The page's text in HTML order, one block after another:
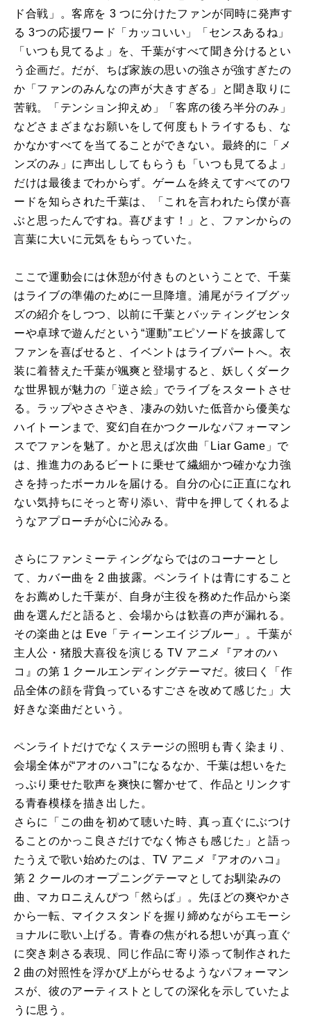
ド合戦」。客席を 3 つに分けたファンが同時に発声す
る 3つの応援ワード「カッコいい」「センスあるね」
「いつも見てるよ」を、千葉がすべて聞き分けるとい
う企画だ。だが、ちば家族の思いの強さが強すぎたの
か「ファンのみんなの声が大きすぎる」と聞き取りに
苦戦。「テンション抑えめ」「客席の後ろ半分のみ」
などさまざまなお願いをして何度もトライするも、な
かなかすべてを当てることができない。最終的に「メ
ンズのみ」に声出ししてもらうも「いつも見てるよ」
だけは最後までわからず。ゲームを終えてすべてのワ
ードを知らされた千葉は、「これを言われたら僕が喜
ぶと思ったんですね。喜びます！」と、ファンからの
言葉に大いに元気をもらっていた。
ここで運動会には休憩が付きものということで、千葉
はライブの準備のために一旦降壇。浦尾がライブグッ
ズの紹介をしつつ、以前に千葉とバッティングセンタ
ーや卓球で遊んだという“運動”エピソードを披露して
ファンを喜ばせると、イベントはライブパートへ。衣
装に着替えた千葉が颯爽と登場すると、妖しくダーク
な世界観が魅力の「逆さ絵」でライブをスタートさせ
る。ラップやささやき、凄みの効いた低音から優美な
ハイトーンまで、変幻自在かつクールなパフォーマン
スでファンを魅了。かと思えば次曲「Liar Game」で
は、推進力のあるビートに乗せて繊細かつ確かな力強
さを持ったボーカルを届ける。自分の心に正直になれ
ない気持ちにそっと寄り添い、背中を押してくれるよ
うなアプローチが心に沁みる。
さらにファンミーティングならではのコーナーとし
て、カバー曲を 2 曲披露。ペンライトは青にすること
をお薦めした千葉が、自身が主役を務めた作品から楽
曲を選んだと語ると、会場からは歓喜の声が漏れる。
その楽曲とは Eve「ティーンエイジブルー」。千葉が
主人公・猪股大喜役を演じる TV アニメ『アオのハ
コ』の第 1 クールエンディングテーマだ。彼曰く「作
品全体の顔を背負っているすごさを改めて感じた」大
好きな楽曲だという。
ペンライトだけでなくステージの照明も青く染まり、
会場全体が“アオのハコ”になるなか、千葉は想いをた
っぷり乗せた歌声を爽快に響かせて、作品とリンクす
る青春模様を描き出した。
さらに「この曲を初めて聴いた時、真っ直ぐにぶつけ
ることのかっこ良さだけでなく怖さも感じた」と語っ
たうえで歌い始めたのは、TV アニメ『アオのハコ』
第 2 クールのオープニングテーマとしてお馴染みの
曲、マカロニえんぴつ「然らば」。先ほどの爽やかさ
から一転、マイクスタンドを握り締めながらエモーシ
ョナルに歌い上げる。青春の焦がれる想いが真っ直ぐ
に突き刺さる表現、同じ作品に寄り添って制作された
2 曲の対照性を浮かび上がらせるようなパフォーマン
スが、彼のアーティストとしての深化を示していたよ
うに思う。